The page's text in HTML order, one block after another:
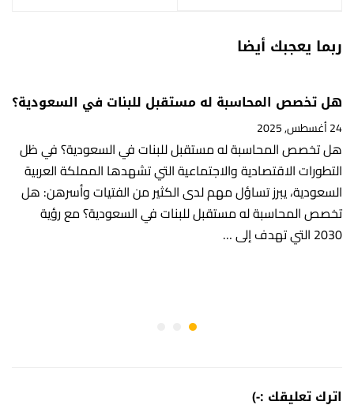
ربما يعجبك أيضا
هل تخصص المحاسبة له مستقبل للبنات في السعودية؟
24 أغسطس, 2025
هل تخصص المحاسبة له مستقبل للبنات في السعودية؟ في ظل
التطورات الاقتصادية والاجتماعية التي تشهدها المملكة العربية
السعودية، يبرز تساؤل مهم لدى الكثير من الفتيات وأسرهن: هل
تخصص المحاسبة له مستقبل للبنات في السعودية؟ مع رؤية
2030 التي تهدف إلى …
اترك تعليقك :-)